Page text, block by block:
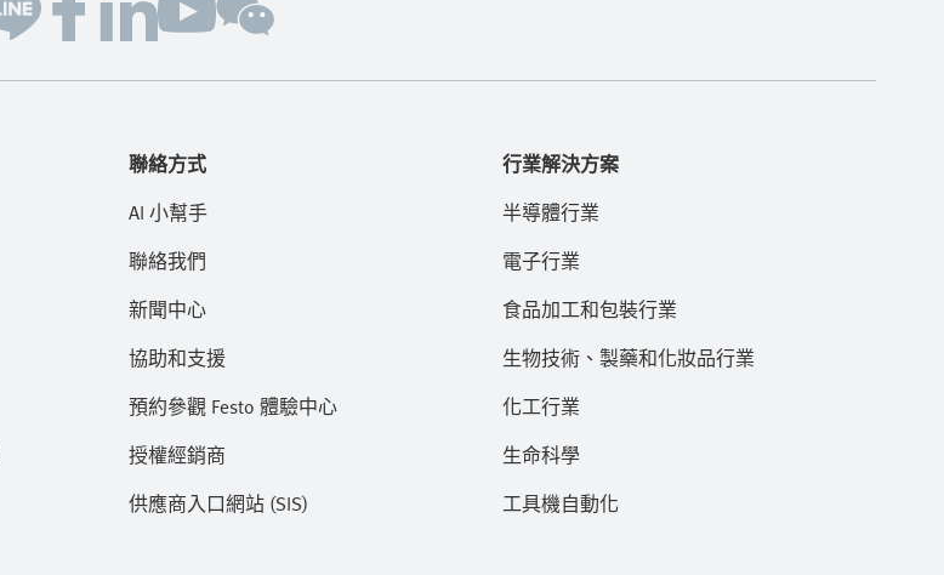
聯絡方式
AI 小幫手
聯絡我們
新聞中心
協助和支援
預約參觀 Festo 體驗中心
授權經銷商
供應商入口網站 (SIS)
行業解決方案
半導體行業
電子行業
食品加工和包裝行業
生物技術、製藥和化妝品行業
化工行業
生命科學
工具機自動化